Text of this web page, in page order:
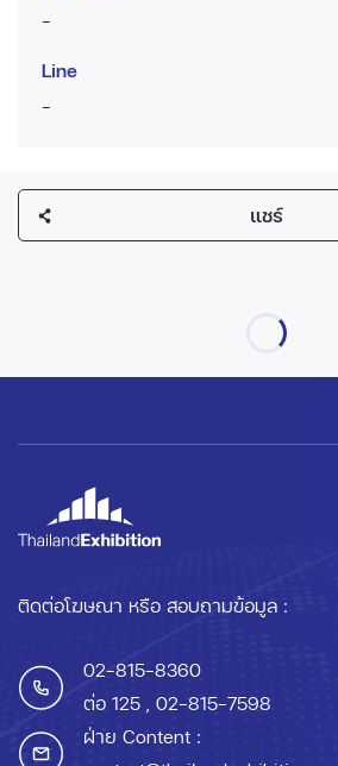
-
Line
-
แชร์
ติดต่อโฆษณา หรือ สอบถามข้อมูล :
02-815-8360
ต่อ 125 , 02-815-7598
ฝ่าย Content :